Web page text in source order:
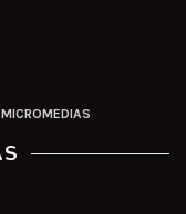
MICROMEDIAS